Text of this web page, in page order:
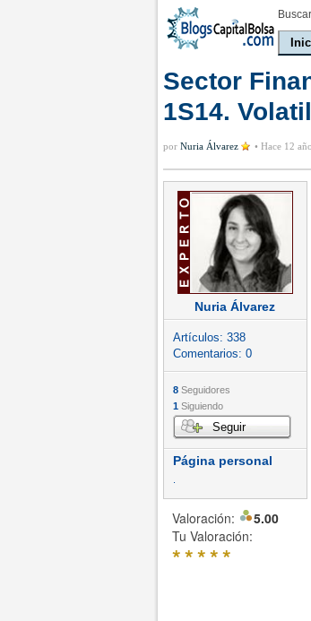
Sector
1S14.
por Nuria Álvarez • Hace 12
Nuria Álvarez
Artículos: 338
Comentarios: 0
8 Seguidores
1 Siguiendo
Seguir
Página personal
Valoración:
5.00
Tu Valoración:
*****